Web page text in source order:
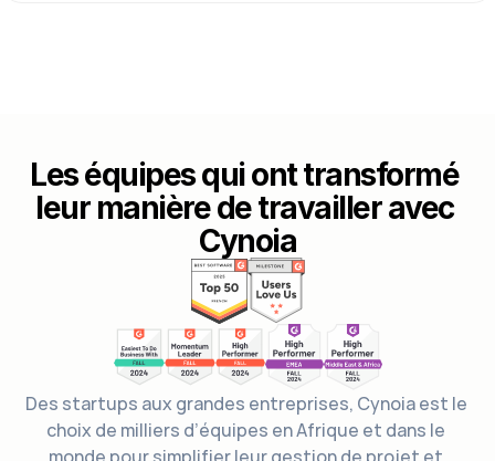
Les équipes qui ont transformé
leur manière de travailler avec
Cynoia
Des startups aux grandes entreprises, Cynoia est le
choix de milliers d’équipes en Afrique et dans le